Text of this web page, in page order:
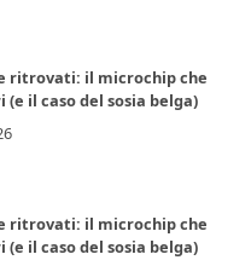
ritrovati: il microchip che
il caso del sosia belga)
ritrovati: il microchip che
il caso del sosia belga)